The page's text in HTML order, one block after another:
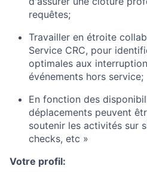
requêtes;
Travailler en étroite
Service CRC, pour
optimales aux
événements hors service;
En fonction des
déplacements peuvent
soutenir les activités sur
checks, etc »
Votre profil: